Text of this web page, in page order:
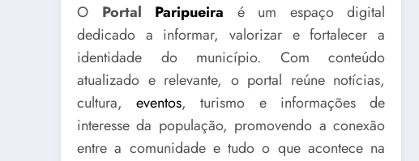
O Portal Paripueira é um espaço digital
dedicado a informar, valorizar e fortalecer a
identidade do município. Com conteúdo
atualizado e relevante, o portal reúne notícias,
cultura,eventos, turismo e informações de
interesse da população, promovendo a conexão
entre a comunidade e tudo o que acontece na